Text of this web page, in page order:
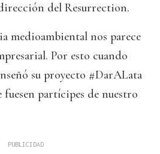
del Resurrection.
medioambiental nos parece
Por esto cuando
su proyecto #DarALata
fuesen partícipes de nuestro